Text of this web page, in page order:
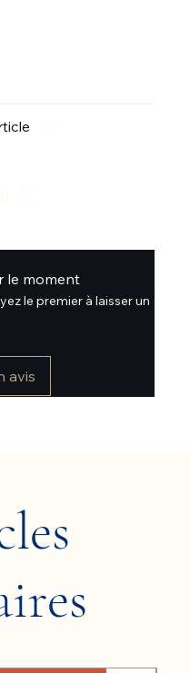
le moment
le premier à laisser un
avis